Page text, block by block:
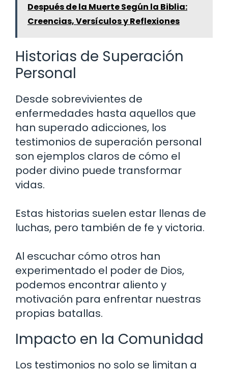
Después de la Muerte Según la Biblia:
Creencias, Versículos y Reflexiones
Historias de Superación
Personal
Desde sobrevivientes de
enfermedades hasta aquellos que
han superado adicciones, los
testimonios de superación personal
son ejemplos claros de cómo el
poder divino puede transformar
vidas.
Estas historias suelen estar llenas de
luchas, pero también de fe y victoria.
Al escuchar cómo otros han
experimentado el poder de Dios,
podemos encontrar aliento y
motivación para enfrentar nuestras
propias batallas.
Impacto en la Comunidad
Los testimonios no solo se limitan a